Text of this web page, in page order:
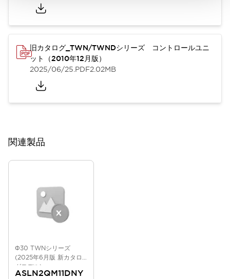
旧カタログ_TWN/TWNDシリーズ コントロールユニ
ット（2010年12月版）
2025/06/25.PDF2.02MB
関連製品
Φ30 TWNシリーズ
(2025年6月版 新カタロ
グモデル)
ASLN2QM11DNY